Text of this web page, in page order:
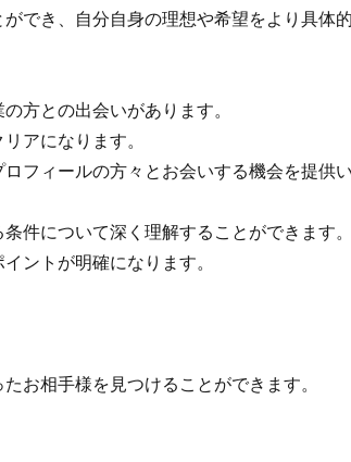
き、自分自身の理想や希望をより具体的
方との出会いがあります。
アになります。
ィールの方々とお会いする機会を提供い
件について深く理解することができます。
ントが明確になります。
お相手様を見つけることができます。